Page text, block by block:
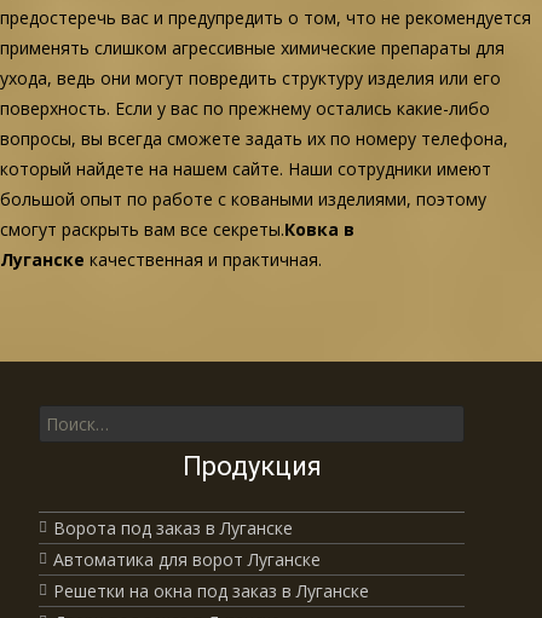
предостеречь вас и предупредить о том, что не рекомендуется
применять слишком агрессивные химические препараты для
ухода, ведь они могут повредить структуру изделия или его
поверхность. Если у вас по прежнему остались какие-либо
вопросы, вы всегда сможете задать их по номеру телефона,
который найдете на нашем сайте. Наши сотрудники имеют
большой опыт по работе с коваными изделиями, поэтому
смогут раскрыть вам все секреты.Ковка в
Луганске качественная и практичная.
Поиск для:
Продукция
Ворота под заказ в Луганске
Автоматика для ворот Луганске
Решетки на окна под заказ в Луганске